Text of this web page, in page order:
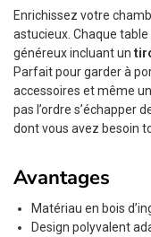
Enrichissez votre
astucieux. Chaque
généreux incluant un
Parfait pour garder à
accessoires et même
pas l’ordre s’échapper
dont vous avez besoin
Avantages
Matériau en bois
Design polyvalent